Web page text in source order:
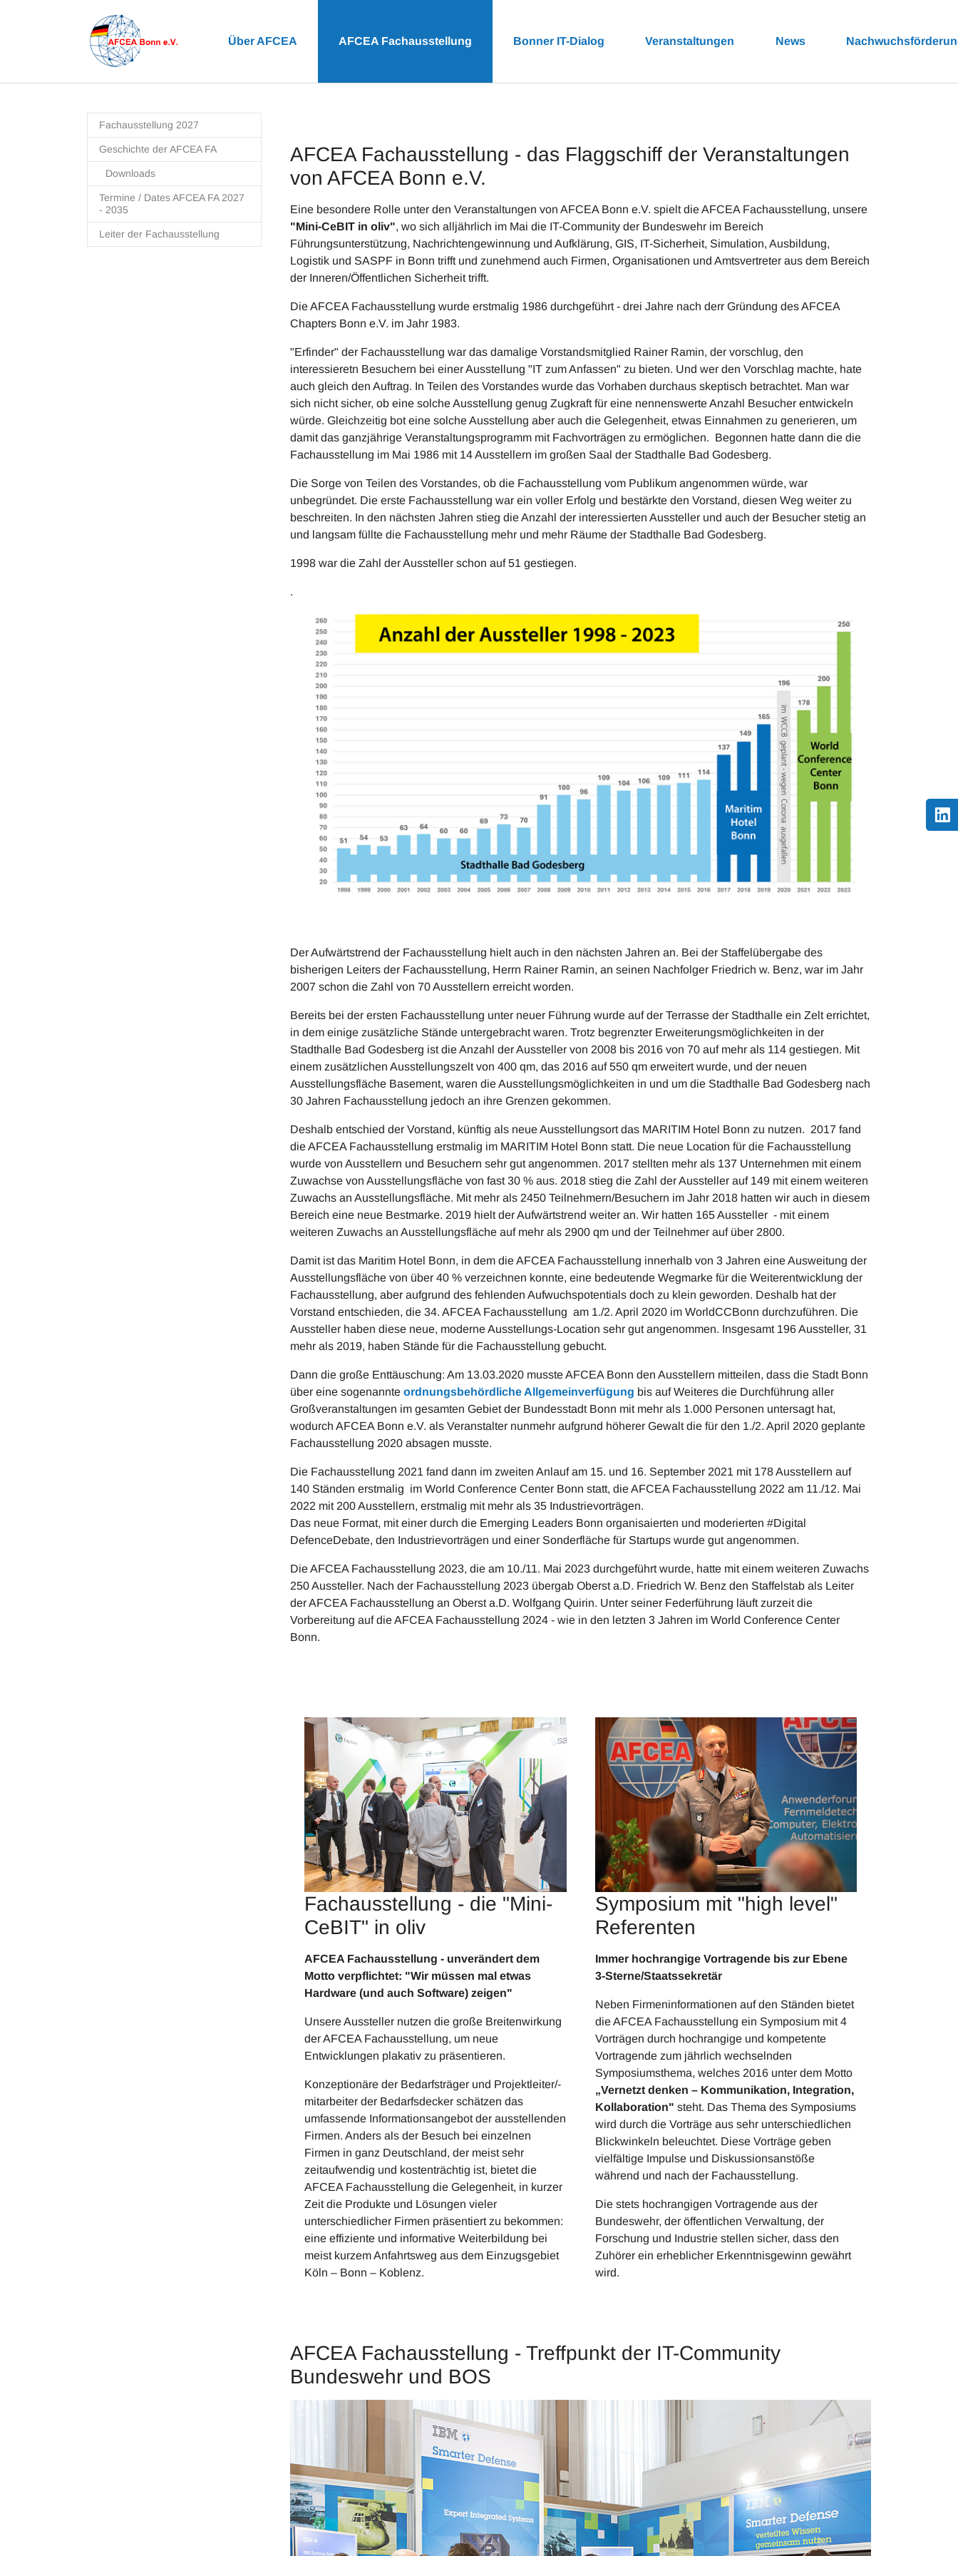
Über AFCEA AFCEA Fachausstellung (current)Bonner IT-Dialog Veranstaltungen News
Fachausstellung 2027
Geschichte der AFCEA FA
Downloads
Termine / Dates AFCEA FA 2027
- 2035
Leiter der Fachausstellung
AFCEA Fachausstellung - das Flaggschiff der Veranstaltungen
von AFCEA Bonn e.V.
Eine besondere Rolle unter den Veranstaltungen von AFCEA Bonn e.V. spielt die AFCEA Fachausstellung, unsere
"Mini-CeBIT in oliv", wo sich alljährlich im Mai die IT-Community der Bundeswehr im Bereich
Führungsunterstützung, Nachrichtengewinnung und Aufklärung, GIS, IT-Sicherheit, Simulation, Ausbildung,
Logistik und SASPF in Bonn trifft und zunehmend auch Firmen, Organisationen und Amtsvertreter aus dem Bereich
der Inneren/Öffentlichen Sicherheit trifft.
Die AFCEA Fachausstellung wurde erstmalig 1986 durchgeführt - drei Jahre nach derr Gründung des AFCEA
Chapters Bonn e.V. im Jahr 1983.
"Erfinder" der Fachausstellung war das damalige Vorstandsmitglied Rainer Ramin, der vorschlug, den
interessieretn Besuchern bei einer Ausstellung "IT zum Anfassen" zu bieten. Und wer den Vorschlag machte, hate
auch gleich den Auftrag. In Teilen des Vorstandes wurde das Vorhaben durchaus skeptisch betrachtet. Man war
sich nicht sicher, ob eine solche Ausstellung genug Zugkraft für eine nennenswerte Anzahl Besucher entwickeln
würde. Gleichzeitig bot eine solche Ausstellung aber auch die Gelegenheit, etwas Einnahmen zu generieren, um
damit das ganzjährige Veranstaltungsprogramm mit Fachvorträgen zu ermöglichen. Begonnen hatte dann die die
Fachausstellung im Mai 1986 mit 14 Ausstellern im großen Saal der Stadthalle Bad Godesberg.
Die Sorge von Teilen des Vorstandes, ob die Fachausstellung vom Publikum angenommen würde, war
unbegründet. Die erste Fachausstellung war ein voller Erfolg und bestärkte den Vorstand, diesen Weg weiter zu
beschreiten. In den nächsten Jahren stieg die Anzahl der interessierten Aussteller und auch der Besucher stetig an
und langsam füllte die Fachausstellung mehr und mehr Räume der Stadthalle Bad Godesberg.
1998 war die Zahl der Aussteller schon auf 51 gestiegen.
.
Der Aufwärtstrend der Fachausstellung hielt auch in den nächsten Jahren an. Bei der Staffelübergabe des
bisherigen Leiters der Fachausstellung, Herrn Rainer Ramin, an seinen Nachfolger Friedrich w. Benz, war im Jahr
2007 schon die Zahl von 70 Ausstellern erreicht worden.
Bereits bei der ersten Fachausstellung unter neuer Führung wurde auf der Terrasse der Stadthalle ein Zelt errichtet,
in dem einige zusätzliche Stände untergebracht waren. Trotz begrenzter Erweiterungsmöglichkeiten in der
Stadthalle Bad Godesberg ist die Anzahl der Aussteller von 2008 bis 2016 von 70 auf mehr als 114 gestiegen. Mit
einem zusätzlichen Ausstellungszelt von 400 qm, das 2016 auf 550 qm erweitert wurde, und der neuen
Ausstellungsfläche Basement, waren die Ausstellungsmöglichkeiten in und um die Stadthalle Bad Godesberg nach
30 Jahren Fachausstellung jedoch an ihre Grenzen gekommen.
Deshalb entschied der Vorstand, künftig als neue Ausstellungsort das MARITIM Hotel Bonn zu nutzen. 2017 fand
die AFCEA Fachausstellung erstmalig im MARITIM Hotel Bonn statt. Die neue Location für die Fachausstellung
wurde von Ausstellern und Besuchern sehr gut angenommen. 2017 stellten mehr als 137 Unternehmen mit einem
Zuwachse von Ausstellungsfläche von fast 30 % aus. 2018 stieg die Zahl der Aussteller auf 149 mit einem weiteren
Zuwachs an Ausstellungsfläche. Mit mehr als 2450 Teilnehmern/Besuchern im Jahr 2018 hatten wir auch in diesem
Bereich eine neue Bestmarke. 2019 hielt der Aufwärtstrend weiter an. Wir hatten 165 Aussteller - mit einem
weiteren Zuwachs an Ausstellungsfläche auf mehr als 2900 qm und der Teilnehmer auf über 2800.
Damit ist das Maritim Hotel Bonn, in dem die AFCEA Fachausstellung innerhalb von 3 Jahren eine Ausweitung der
Ausstellungsfläche von über 40 % verzeichnen konnte, eine bedeutende Wegmarke für die Weiterentwicklung der
Fachausstellung, aber aufgrund des fehlenden Aufwuchspotentials doch zu klein geworden. Deshalb hat der
Vorstand entschieden, die 34. AFCEA Fachausstellung am 1./2. April 2020 im WorldCCBonn durchzuführen. Die
Aussteller haben diese neue, moderne Ausstellungs-Location sehr gut angenommen. Insgesamt 196 Aussteller, 31
mehr als 2019, haben Stände für die Fachausstellung gebucht.
Dann die große Enttäuschung: Am 13.03.2020 musste AFCEA Bonn den Ausstellern mitteilen, dass die Stadt Bonn
über eine sogenannte ordnungsbehördliche Allgemeinverfügung bis auf Weiteres die Durchführung aller
Großveranstaltungen im gesamten Gebiet der Bundesstadt Bonn mit mehr als 1.000 Personen untersagt hat,
wodurch AFCEA Bonn e.V. als Veranstalter nunmehr aufgrund höherer Gewalt die für den 1./2. April 2020 geplante
Fachausstellung 2020 absagen musste.
Die Fachausstellung 2021 fand dann im zweiten Anlauf am 15. und 16. September 2021 mit 178 Ausstellern auf
140 Ständen erstmalig im World Conference Center Bonn statt, die AFCEA Fachausstellung 2022 am 11./12. Mai
2022 mit 200 Ausstellern, erstmalig mit mehr als 35 Industrievorträgen.
Das neue Format, mit einer durch die Emerging Leaders Bonn organisaierten und moderierten #Digital
DefenceDebate, den Industrievorträgen und einer Sonderfläche für Startups wurde gut angenommen.
Die AFCEA Fachausstellung 2023, die am 10./11. Mai 2023 durchgeführt wurde, hatte mit einem weiteren Zuwachs
250 Aussteller. Nach der Fachausstellung 2023 übergab Oberst a.D. Friedrich W. Benz den Staffelstab als Leiter
der AFCEA Fachausstellung an Oberst a.D. Wolfgang Quirin. Unter seiner Federführung läuft zurzeit die
Vorbereitung auf die AFCEA Fachausstellung 2024 - wie in den letzten 3 Jahren im World Conference Center
Bonn.
Fachausstellung - die "Mini-
CeBIT" in oliv
AFCEA Fachausstellung - unverändert dem
Motto verpflichtet: "Wir müssen mal etwas
Hardware (und auch Software) zeigen"
Unsere Aussteller nutzen die große Breitenwirkung
der AFCEA Fachausstellung, um neue
Entwicklungen plakativ zu präsentieren.
Konzeptionäre der Bedarfsträger und Projektleiter/-
mitarbeiter der Bedarfsdecker schätzen das
umfassende Informationsangebot der ausstellenden
Firmen. Anders als der Besuch bei einzelnen
Firmen in ganz Deutschland, der meist sehr
zeitaufwendig und kostenträchtig ist, bietet die
AFCEA Fachausstellung die Gelegenheit, in kurzer
Zeit die Produkte und Lösungen vieler
unterschiedlicher Firmen präsentiert zu bekommen:
eine effiziente und informative Weiterbildung bei
meist kurzem Anfahrtsweg aus dem Einzugsgebiet
Köln – Bonn – Koblenz.
Symposium mit "high level"
Referenten
Immer hochrangige Vortragende bis zur Ebene
3-Sterne/Staatssekretär
Neben Firmeninformationen auf den Ständen bietet
die AFCEA Fachausstellung ein Symposium mit 4
Vorträgen durch hochrangige und kompetente
Vortragende zum jährlich wechselnden
Symposiumsthema, welches 2016 unter dem Motto
„Vernetzt denken – Kommunikation, Integration,
Kollaboration" steht. Das Thema des Symposiums
wird durch die Vorträge aus sehr unterschiedlichen
Blickwinkeln beleuchtet. Diese Vorträge geben
vielfältige Impulse und Diskussionsanstöße
während und nach der Fachausstellung.
Die stets hochrangigen Vortragende aus der
Bundeswehr, der öffentlichen Verwaltung, der
Forschung und Industrie stellen sicher, dass den
Zuhörer ein erheblicher Erkenntnisgewinn gewährt
wird.
AFCEA Fachausstellung - Treffpunkt der IT-Community
Bundeswehr und BOS